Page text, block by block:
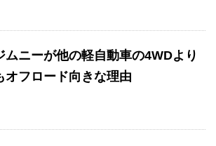
ムニーが他の軽自動車の4WDより
オフロード向きな理由